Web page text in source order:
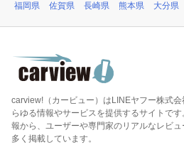
福岡県
佐賀県 長崎県 熊本県 大分県
carview!（カービュー）はLINEヤフー株式
らゆる情報やサービスを提供するサイトで
報から、ユーザーや専門家のリアルなレビ
多く掲載しています。